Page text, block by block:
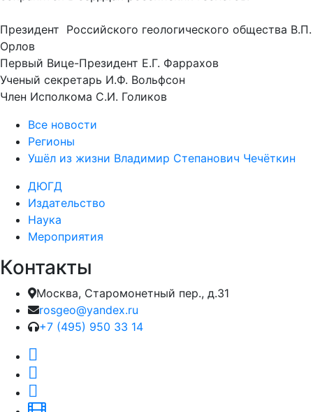
Президент Российского геологического общества В.П.
Орлов
Первый Вице-Президент Е.Г. Фаррахов
Ученый секретарь И.Ф. Вольфсон
Член Исполкома С.И. Голиков
Все новости
Регионы
Ушёл из жизни Владимир Степанович Чечёткин
ДЮГД
Издательство
Наука
Мероприятия
Контакты
Москва, Старомонетный пер., д.31
rosgeo@yandex.ru
+7 (495) 950 33 14